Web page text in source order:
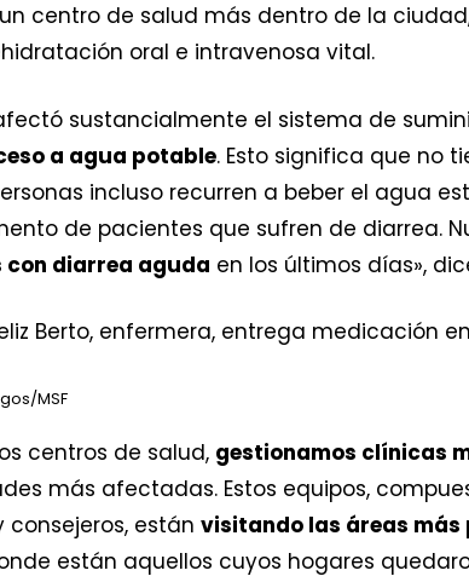
centro de salud más dentro de la
oral e intravenosa vital.
sustancialmente el sistema de
a agua potable. Esto significa que no
incluso recurren a beber el agua
de pacientes que sufren de diarrea.
con diarrea aguda en los últimos días»,
MSF
centros de salud, gestionamos clínicas
más afectadas. Estos equipos,
consejeros, están visitando las áreas más
están aquellos cuyos hogares